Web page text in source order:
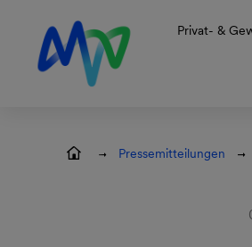
Zur Hauptnavigation
Zum Hauptinhalt
Zur Footernavigation
Privat- &
Pressemitteilungen